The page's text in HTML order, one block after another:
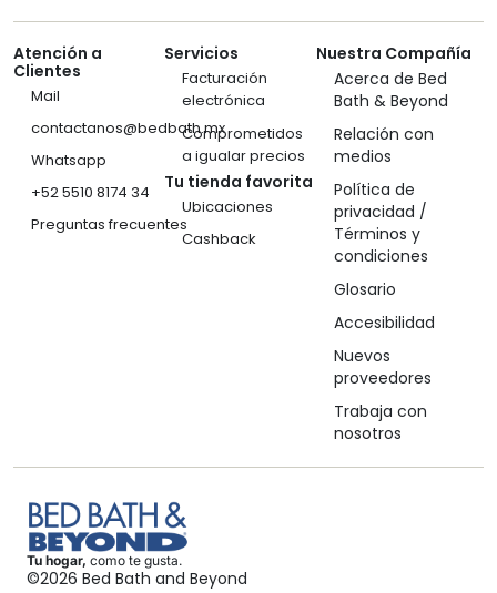
Atención a
Clientes
Mail
contactanos@bedbath.mx
Whatsapp
+52 5510 8174 34
Preguntas frecuentes
Servicios
Facturación
electrónica
Comprometidos
a igualar precios
Tu tienda favorita
Ubicaciones
Cashback
Nuestra Compañía
Acerca de Bed
Bath & Beyond
Relación con
medios
Política de
privacidad /
Términos y
condiciones
Glosario
Accesibilidad
Nuevos
proveedores
Trabaja con
nosotros
Tu hogar, como te gusta.
©2026 Bed Bath and Beyond